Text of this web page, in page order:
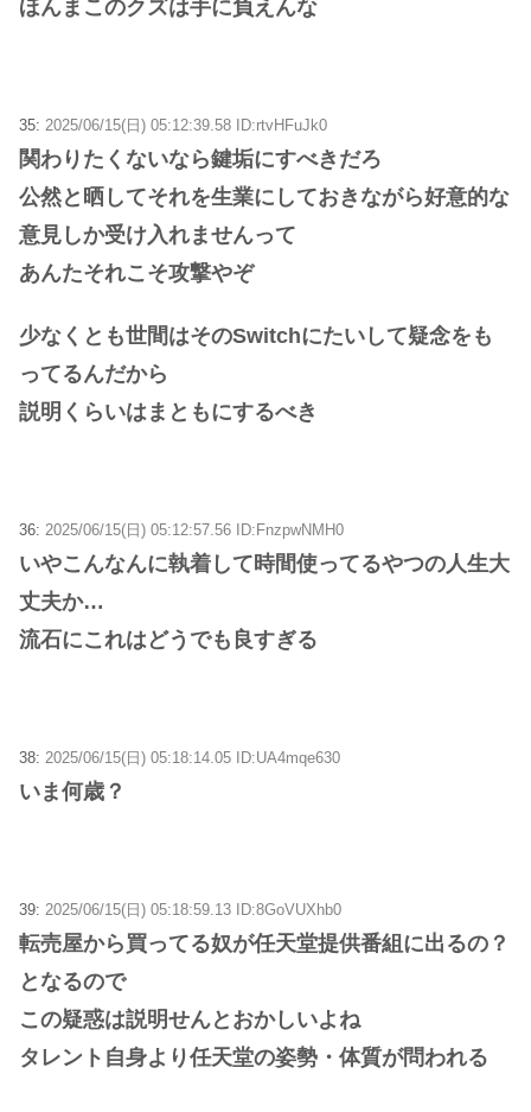
ほんまこのクズは手に負えんな
35: 2025/06/15(日) 05:12:39.58 ID:rtvHFuJk0
関わりたくないなら鍵垢にすべきだろ
公然と晒してそれを生業にしておきながら好意的な
意見しか受け入れませんって
あんたそれこそ攻撃やぞ
少なくとも世間はそのSwitchにたいして疑念をも
ってるんだから
説明くらいはまともにするべき
36: 2025/06/15(日) 05:12:57.56 ID:FnzpwNMH0
いやこんなんに執着して時間使ってるやつの人生大
丈夫か…
流石にこれはどうでも良すぎる
38: 2025/06/15(日) 05:18:14.05 ID:UA4mqe630
いま何歳？
39: 2025/06/15(日) 05:18:59.13 ID:8GoVUXhb0
転売屋から買ってる奴が任天堂提供番組に出るの？
となるので
この疑惑は説明せんとおかしいよね
タレント自身より任天堂の姿勢・体質が問われる